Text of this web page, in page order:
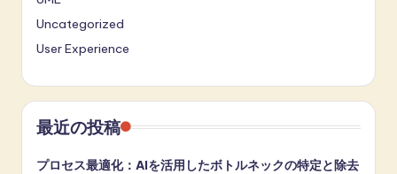
Uncategorized
User Experience
最近の投稿
プロセス最適化：AIを活用したボトルネックの特定と除去